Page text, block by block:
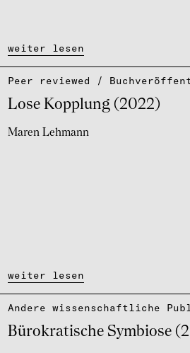
weiter lesen
Lose Kopp­lung (2022)
Peer reviewed /
Maren Lehmann
weiter lesen
Büro­kra­ti­sche Symbiose
Andere wissen­schaft­li­che